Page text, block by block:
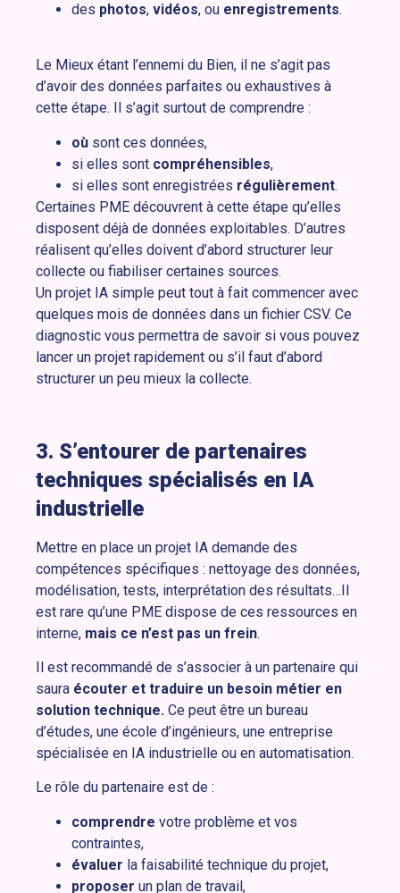
des photos, vidéos, ou enregistrements.
Le Mieux étant l’ennemi du Bien, il ne s’agit pas
d’avoir des données parfaites ou exhaustives à
cette étape. Il s’agit surtout de comprendre :
où sont ces données,
si elles sont compréhensibles,
si elles sont enregistrées régulièrement.
Certaines PME découvrent à cette étape qu’elles
disposent déjà de données exploitables. D’autres
réalisent qu’elles doivent d’abord structurer leur
collecte ou fiabiliser certaines sources.
Un projet IA simple peut tout à fait commencer avec
quelques mois de données dans un fichier CSV. Ce
diagnostic vous permettra de savoir si vous pouvez
lancer un projet rapidement ou s’il faut d’abord
structurer un peu mieux la collecte.
3. S’entourer de partenaires
techniques spécialisés en IA
industrielle
Mettre en place un projet IA demande des
compétences spécifiques : nettoyage des données,
modélisation, tests, interprétation des résultats…Il
est rare qu’une PME dispose de ces ressources en
interne, mais ce n’est pas un frein.
Il est recommandé de s’associer à un partenaire qui
saura écouter et traduire un besoin métier en
solution technique. Ce peut être un bureau
d’études, une école d’ingénieurs, une entreprise
spécialisée en IA industrielle ou en automatisation.
Le rôle du partenaire est de :
comprendre votre problème et vos
contraintes,
évaluer la faisabilité technique du projet,
proposer un plan de travail,